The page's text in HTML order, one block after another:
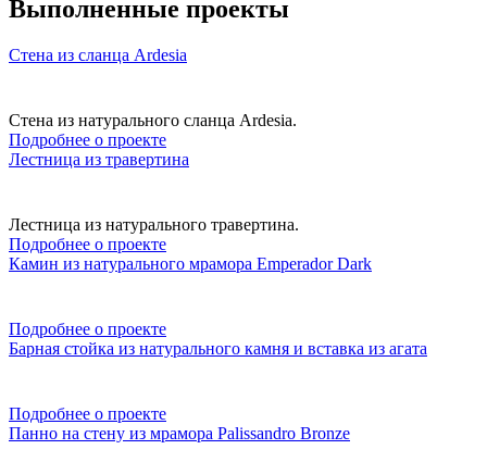
Выполненные проекты
Стена из сланца Ardesia
Стена из натурального сланца Ardesia.
Подробнее о проекте
Лестница из травертина
Лестница из натурального травертина.
Подробнее о проекте
Камин из натурального мрамора Emperador Dark
Подробнее о проекте
Барная стойка из натурального камня и вставка из агата
Подробнее о проекте
Панно на стену из мрамора Palissandro Bronze